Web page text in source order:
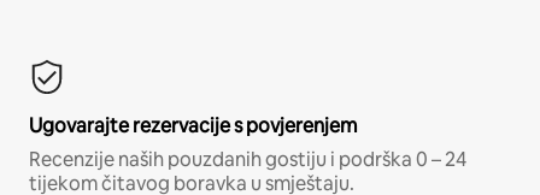
Ugovarajte rezervacije s povjerenjem
Recenzije naših pouzdanih gostiju i podrška 0 – 24
tijekom čitavog boravka u smještaju.